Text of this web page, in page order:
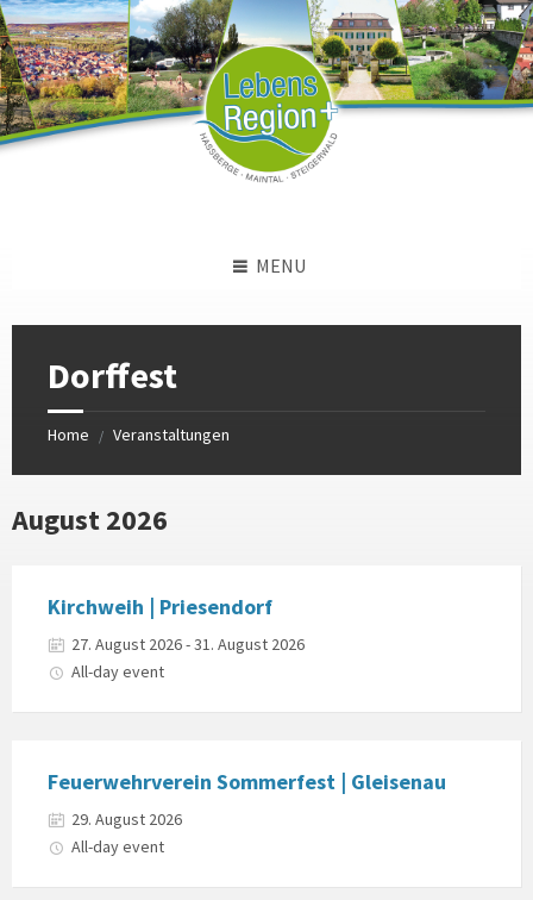
Skip
to
content
Skip
to
left
sidebar
Skip
to
footer
MENU
Dorffest
Home / Veranstaltungen
August 2026
Kirchweih | Priesendorf
27. August 2026 - 31. August 2026
All-day event
Feuerwehrverein Sommerfest | Gleisenau
29. August 2026
All-day event